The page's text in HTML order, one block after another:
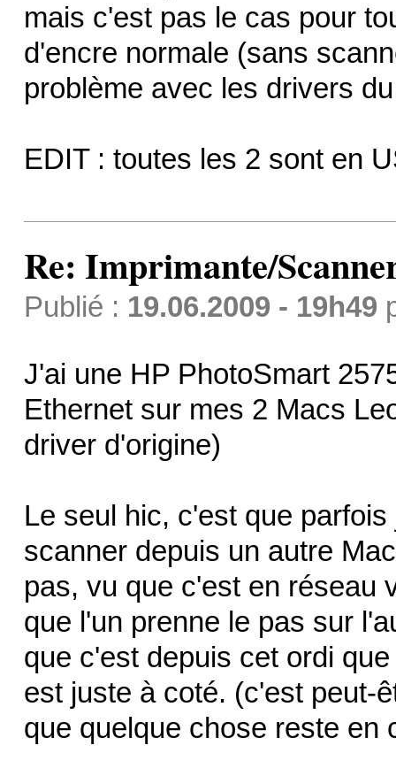
mais c'est pas le cas pour
d'encre normale (sans
problème avec les drivers
EDIT : toutes les 2 sont en
Re: Imprimante/
Publié : 19.06.2009 - 19h49
J'ai une HP PhotoSmart
Ethernet sur mes 2 Macs
driver d'origine)
Le seul hic, c'est que
scanner depuis un autre
pas, vu que c'est en réseau
que l'un prenne le pas sur
que c'est depuis cet ordi
est juste à coté. (c'est peut-
que quelque chose reste en